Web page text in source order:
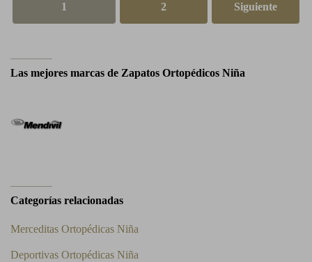
1 2 Siguiente
Las mejores marcas de Zapatos Ortopédicos Niña
Categorías relacionadas
Merceditas Ortopédicas Niña
Deportivas Ortopédicas Niña